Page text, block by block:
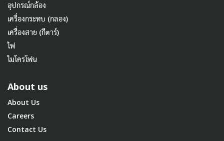
อุปกรณ์กล้อง
เครื่องกระทบ (กลอง)
เครื่องสาย (กีตาร์)
ไฟ
ไมโครโฟน
About us
About Us
Careers
Contact Us